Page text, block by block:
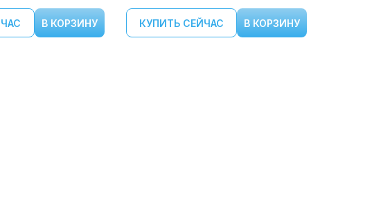
В КОРЗИНУ КУПИТЬ СЕЙЧАС В КОРЗИНУ